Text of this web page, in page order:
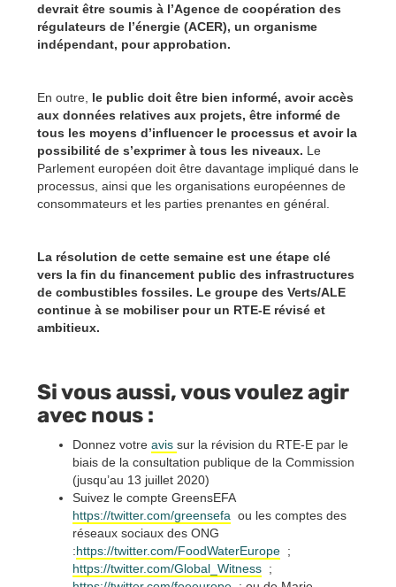
devrait être soumis à l’Agence de coopération des
régulateurs de l’énergie (ACER), un organisme
indépendant, pour approbation.
En outre, le public doit être bien informé, avoir accès
aux données relatives aux projets, être informé de
tous les moyens d’influencer le processus et avoir la
possibilité de s’exprimer à tous les niveaux. Le
Parlement européen doit être davantage impliqué dans le
processus, ainsi que les organisations européennes de
consommateurs et les parties prenantes en général.
La résolution de cette semaine est une étape clé
vers la fin du financement public des infrastructures
de combustibles fossiles. Le groupe des Verts/ALE
continue à se mobiliser pour un RTE-E révisé et
ambitieux.
Si vous aussi, vous voulez agir
avec nous :
Donnez votre avis sur la révision du RTE-E par le
biais de la consultation publique de la Commission
(jusqu’au 13 juillet 2020)
Suivez le compte GreensEFA
https://twitter.com/greensefa ou les comptes des
réseaux sociaux des ONG
:https://twitter.com/FoodWaterEurope ;
https://twitter.com/Global_Witness ;